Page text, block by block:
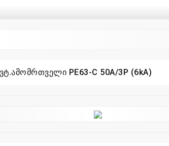
PE63-C 50A/3P (6kA)